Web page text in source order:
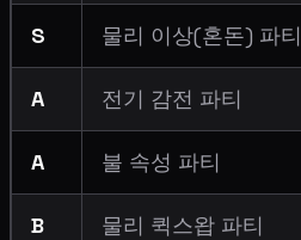
S 물리 이상(혼돈) 파티
A 전기 감전 파티
A 불 속성 파티
B 물리 퀵스왑 파티